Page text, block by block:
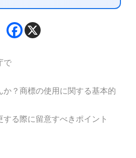
で
か？商標の使用に関する基本的
する際に留意すべきポイント